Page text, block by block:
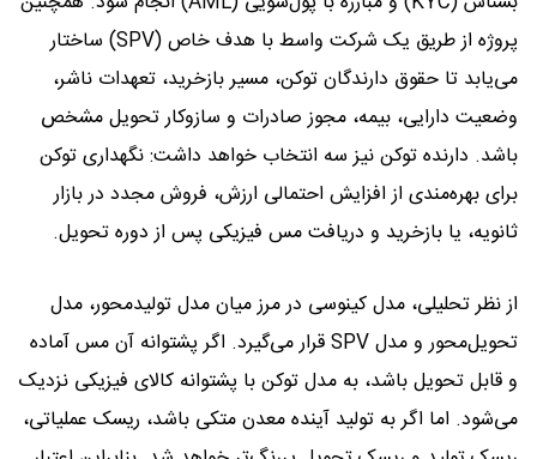
پروژه از طریق یک شرکت واسط با هدف خاص (SPV) ساختار
می‌یابد تا حقوق دارندگان توکن، مسیر بازخرید، تعهدات ناشر،
وضعیت دارایی، بیمه، مجوز صادرات و سازوکار تحویل مشخص
باشد. دارنده توکن نیز سه انتخاب خواهد داشت: نگهداری توکن
برای بهره‌مندی از افزایش احتمالی ارزش، فروش مجدد در بازار
ثانویه، یا بازخرید و دریافت مس فیزیکی پس از دوره تحویل.
از نظر تحلیلی، مدل کینوسی در مرز میان مدل تولیدمحور، مدل
تحویل‌محور و مدل SPV قرار می‌گیرد. اگر پشتوانه آن مس آماده
و قابل تحویل باشد، به مدل توکن با پشتوانه کالای فیزیکی نزدیک
می‌شود. اما اگر به تولید آینده معدن متکی باشد، ریسک عملیاتی،